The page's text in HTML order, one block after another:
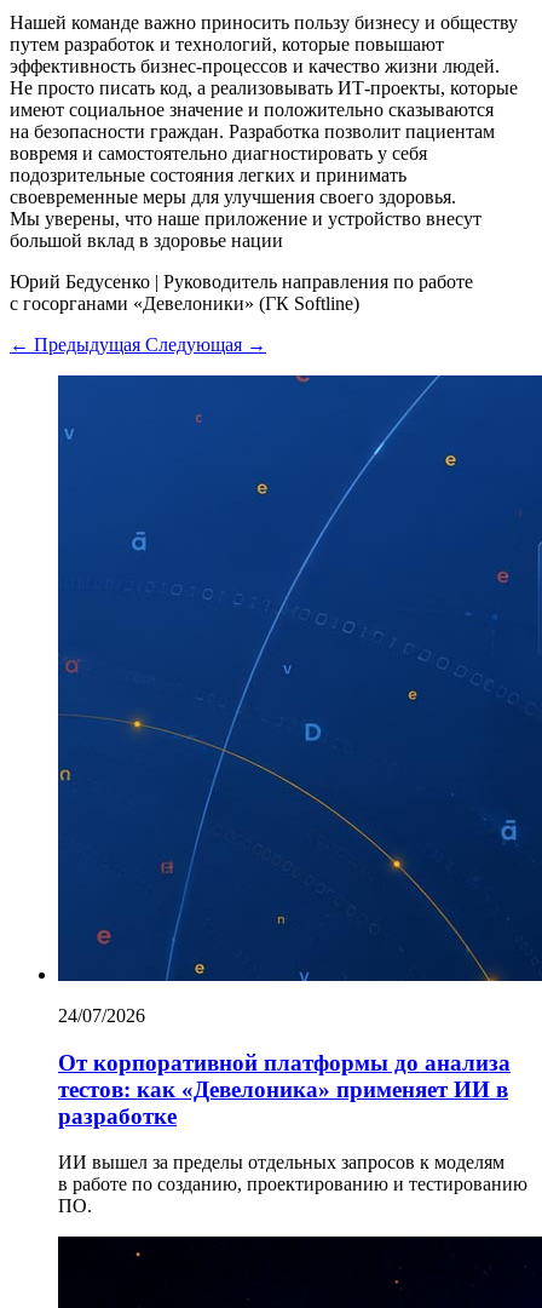
Нашей команде важно приносить пользу бизнесу и обществу
путем разработок и технологий, которые повышают
эффективность бизнес-процессов и качество жизни людей.
Не просто писать код, а реализовывать ИТ-проекты, которые
имеют социальное значение и положительно сказываются
на безопасности граждан. Разработка позволит пациентам
вовремя и самостоятельно диагностировать у себя
подозрительные состояния легких и принимать
своевременные меры для улучшения своего здоровья.
Мы уверены, что наше приложение и устройство внесут
большой вклад в здоровье нации
Юрий Бедусенко | Руководитель направления по работе
с госорганами «Девелоники» (ГК Softline)
← Предыдущая Следующая →
24/07/2026
От корпоративной платформы до анализа
тестов: как «Девелоника» применяет ИИ в
разработке
ИИ вышел за пределы отдельных запросов к моделям
в работе по созданию, проектированию и тестированию
ПО.